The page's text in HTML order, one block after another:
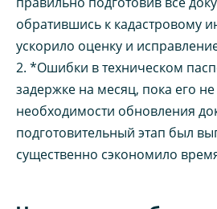
обратившись к кадастровому
ускорило оценку и
2. *Ошибки в техническом
задержке на месяц, пока его
необходимости обновления
подготовительный этап был
существенно сэкономило